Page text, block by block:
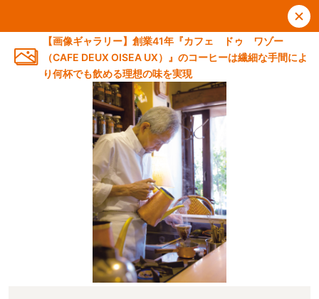
【画像ギャラリー】創業41年『カフェ ドゥ ワゾー
（CAFE DEUX OISEA UX）』のコーヒーは繊細な手間によ
り何杯でも飲める理想の味を実現